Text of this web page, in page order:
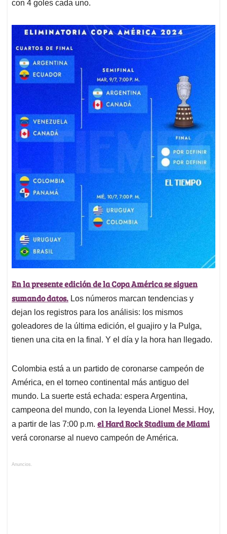
con 4 goles cada uno.
En la presente edición de la Copa América se siguen
sumando datos. Los números marcan tendencias y
dejan los registros para los análisis: los mismos
goleadores de la última edición, el guajiro y la Pulga,
tienen una cita en la final. Y el día y la hora han llegado.
Colombia está a un partido de coronarse campeón de
América, en el torneo continental más antiguo del
mundo. La suerte está echada: espera Argentina,
campeona del mundo, con la leyenda Lionel Messi. Hoy,
a partir de las 7:00 p.m. el Hard Rock Stadium de Miami
verá coronarse al nuevo campeón de América.
Anuncios.